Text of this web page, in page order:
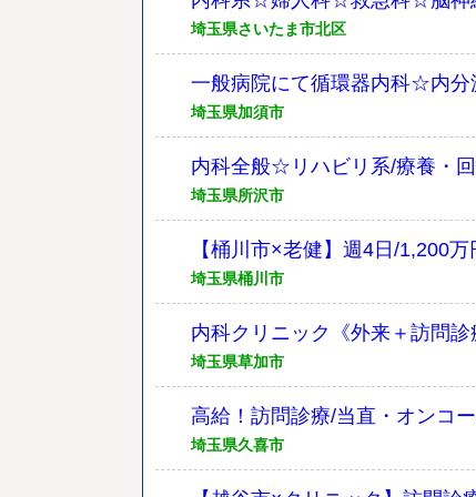
埼玉県さいたま市北区
一般病院にて循環器内科☆内分
埼玉県加須市
内科全般☆リハビリ系/療養・
埼玉県所沢市
【桶川市×老健】週4日/1,200
埼玉県桶川市
内科クリニック《外来＋訪問
埼玉県草加市
高給！訪問診療/当直・オンコ
埼玉県久喜市